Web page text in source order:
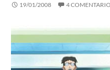
19/01/2008 4